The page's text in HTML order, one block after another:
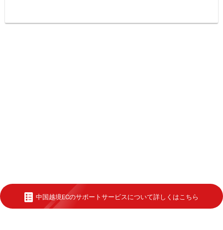
中国越境ECのサポートサービスについて詳しくはこちら